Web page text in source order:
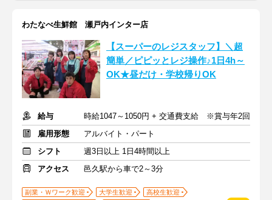
わたなべ生鮮館 瀬戸内インター店
【スーパーのレジスタッフ】＼超
簡単／ピピッとレジ操作♪1日4h～
OK★昼だけ・学校帰りOK
給与
時給1047～1050円 + 交通費支給 ※賞与年2回
雇用形態
アルバイト・パート
シフト
週3日以上 1日4時間以上
アクセス
邑久駅から車で2～3分
副業・Ｗワーク歓迎 大学生歓迎
高校生歓迎